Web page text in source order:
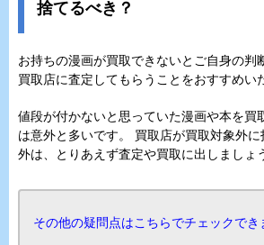
捨てるべき？
お持ちの漫画が買取できないとご自身の判
買取店に査定してもらうことをおすすめい
値段が付かないと思っていた漫画や本を買
は意外と多いです。 買取店が買取対象外
外は、とりあえず査定や買取に出しましょ
その他の疑問点はこちらでチェックでき